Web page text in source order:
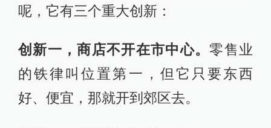
呢，它有三个重大创新：
创新一，商店不开在市中心。 零售业
的铁律叫位置第一，但它只要东西
好、便宜，那就开到郊区去。